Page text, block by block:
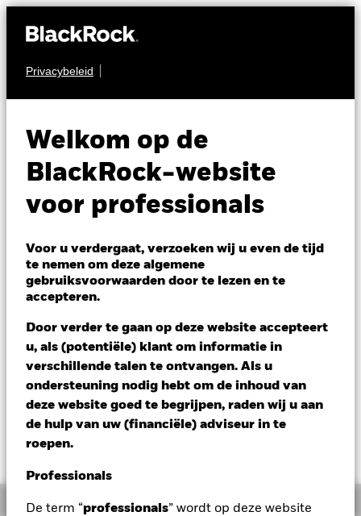
Privacybeleid
Welkom op de
BlackRock-website
voor professionals
Voor u verdergaat, verzoeken wij u even de tijd
te nemen om deze algemene
gebruiksvoorwaarden door te lezen en te
accepteren.
Door verder te gaan op deze website accepteert
u, als (potentiële) klant om informatie in
verschillende talen te ontvangen. Als u
ondersteuning nodig hebt om de inhoud van
deze website goed te begrijpen, raden wij u aan
de hulp van uw (financiële) adviseur in te
roepen.
Professionals
De term “professionals” wordt op deze website
AANDELEN
World Screened Index
Fund (IE)
USD 12,44
Variatie 52wk: 10,10 - 12,46
Verandering NAV 1 dag per 06/aug/2026
USD -0,02 (-0,15%)
Overzicht